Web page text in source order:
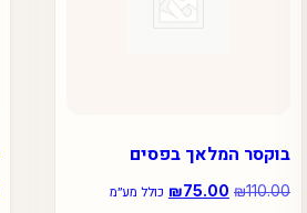
בוקסר המלאך בפסים
₪110.00
המחיר ₪75.00
המחיר
כולל מע״מ